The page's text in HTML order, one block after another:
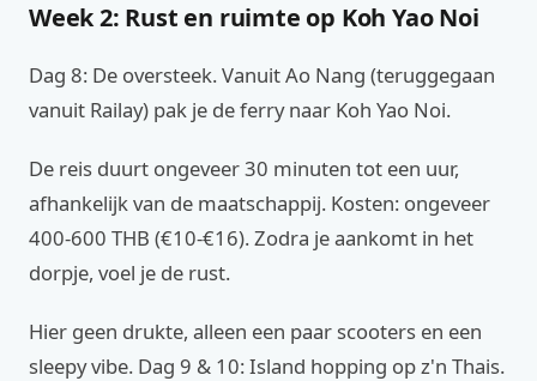
Week 2: Rust en ruimte op Koh Yao Noi
Dag 8: De oversteek. Vanuit Ao Nang (teruggegaan
vanuit Railay) pak je de ferry naar Koh Yao Noi.
De reis duurt ongeveer 30 minuten tot een uur,
afhankelijk van de maatschappij. Kosten: ongeveer
400-600 THB (€10-€16). Zodra je aankomt in het
dorpje, voel je de rust.
Hier geen drukte, alleen een paar scooters en een
sleepy vibe. Dag 9 & 10: Island hopping op z'n Thais.